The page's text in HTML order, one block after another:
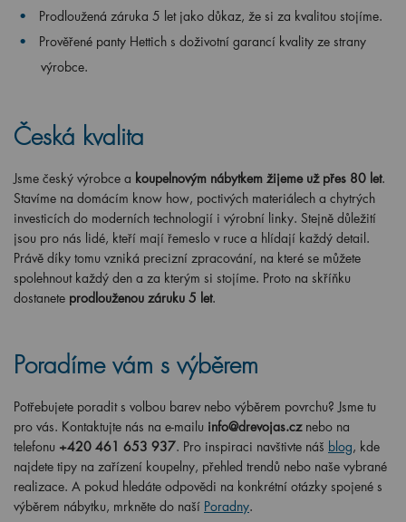
Prodloužená záruka 5 let jako důkaz, že si za kvalitou stojíme.
Prověřené panty Hettich s doživotní garancí kvality ze strany
výrobce.
Česká kvalita
Jsme český výrobce a koupelnovým nábytkem žijeme už přes 80 let.
Stavíme na domácím know how, poctivých materiálech a chytrých
investicích do moderních technologií i výrobní linky. Stejně důležití
jsou pro nás lidé, kteří mají řemeslo v ruce a hlídají každý detail.
Právě díky tomu vzniká precizní zpracování, na které se můžete
spolehnout každý den a za kterým si stojíme. Proto na skříňku
dostanete prodlouženou záruku 5 let.
Poradíme vám s výběrem
Potřebujete poradit s volbou barev nebo výběrem povrchu? Jsme tu
pro vás. Kontaktujte nás na e-mailu info@drevojas.cz nebo na
telefonu +420 461 653 937. Pro inspiraci navštivte náš blog, kde
najdete tipy na zařízení koupelny, přehled trendů nebo naše vybrané
realizace. A pokud hledáte odpovědi na konkrétní otázky spojené s
výběrem nábytku, mrkněte do naší Poradny.